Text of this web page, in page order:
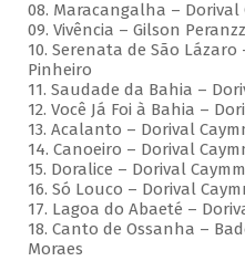
08. Maracangalha – Dorival
09. Vivência – Gilson
10. Serenata de São
Pinheiro
11. Saudade da Bahia –
12. Você Já Foi à Bahia –
13. Acalanto – Dorival
14. Canoeiro – Dorival
15. Doralice – Dorival
16. Só Louco – Dorival
17. Lagoa do Abaeté –
18. Canto de Ossanha –
Moraes